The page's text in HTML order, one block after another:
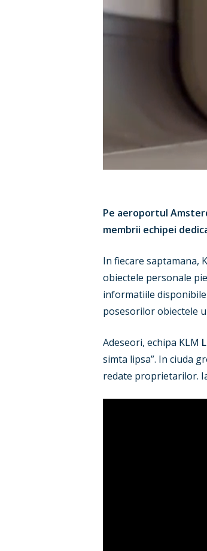
Pe aeroportul
membrii echipei
In fiecare saptamana,
obiectele personale
informatiile
posesorilor obiectele
Adeseori, echipa KLM
simta lipsa”. In ciuda
redate proprietarilor.